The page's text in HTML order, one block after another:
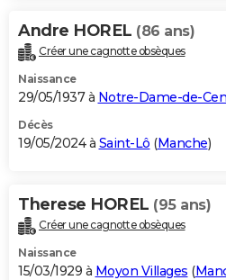
Andre HOREL (86 ans)
Créer une cagnotte obsèques
Naissance
29/05/1937 à Notre-Dame-de-
Décès
19/05/2024 à Saint-Lô (Manche)
Therese HOREL (95 ans)
Créer une cagnotte obsèques
Naissance
15/03/1929 à Moyon Villages (